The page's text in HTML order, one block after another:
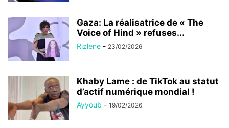
Gaza: La réalisatrice de « The
Voice of Hind » refuses...
Rizlene - 23/02/2026
Khaby Lame : de TikTok au statut
d’actif numérique mondial !
Ayyoub - 19/02/2026